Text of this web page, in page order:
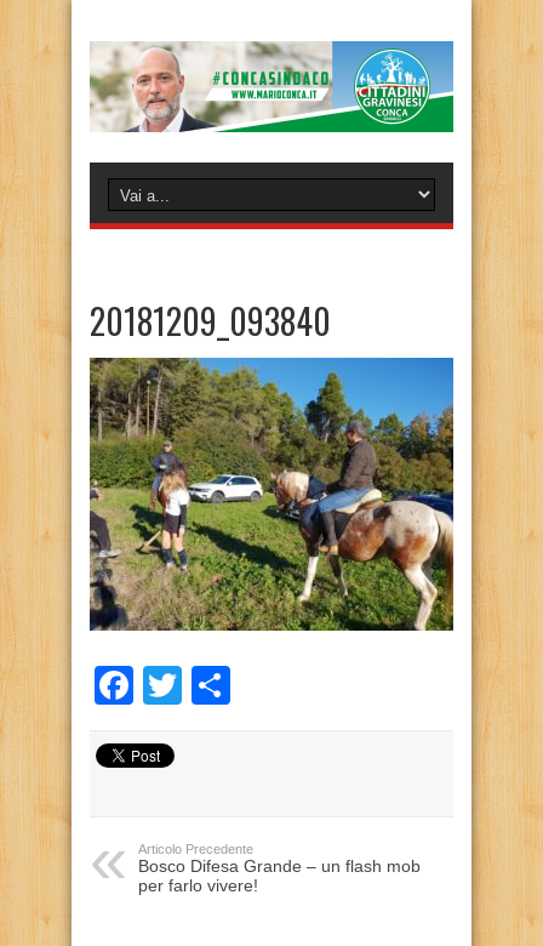
20181209_093840
Facebook
Twitter
Articolo Precedente
Bosco Difesa Grande – un flash mob
per farlo vivere!